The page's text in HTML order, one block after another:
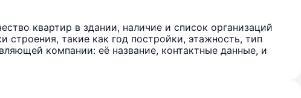
квартир в здании, наличие и список организаций
такие как год постройки, этажность, тип
компании: её название, контактные данные, и